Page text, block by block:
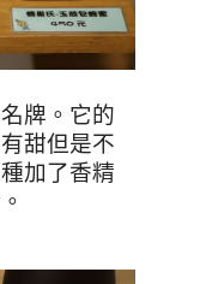
牌。它的
甜但是不
加了香精